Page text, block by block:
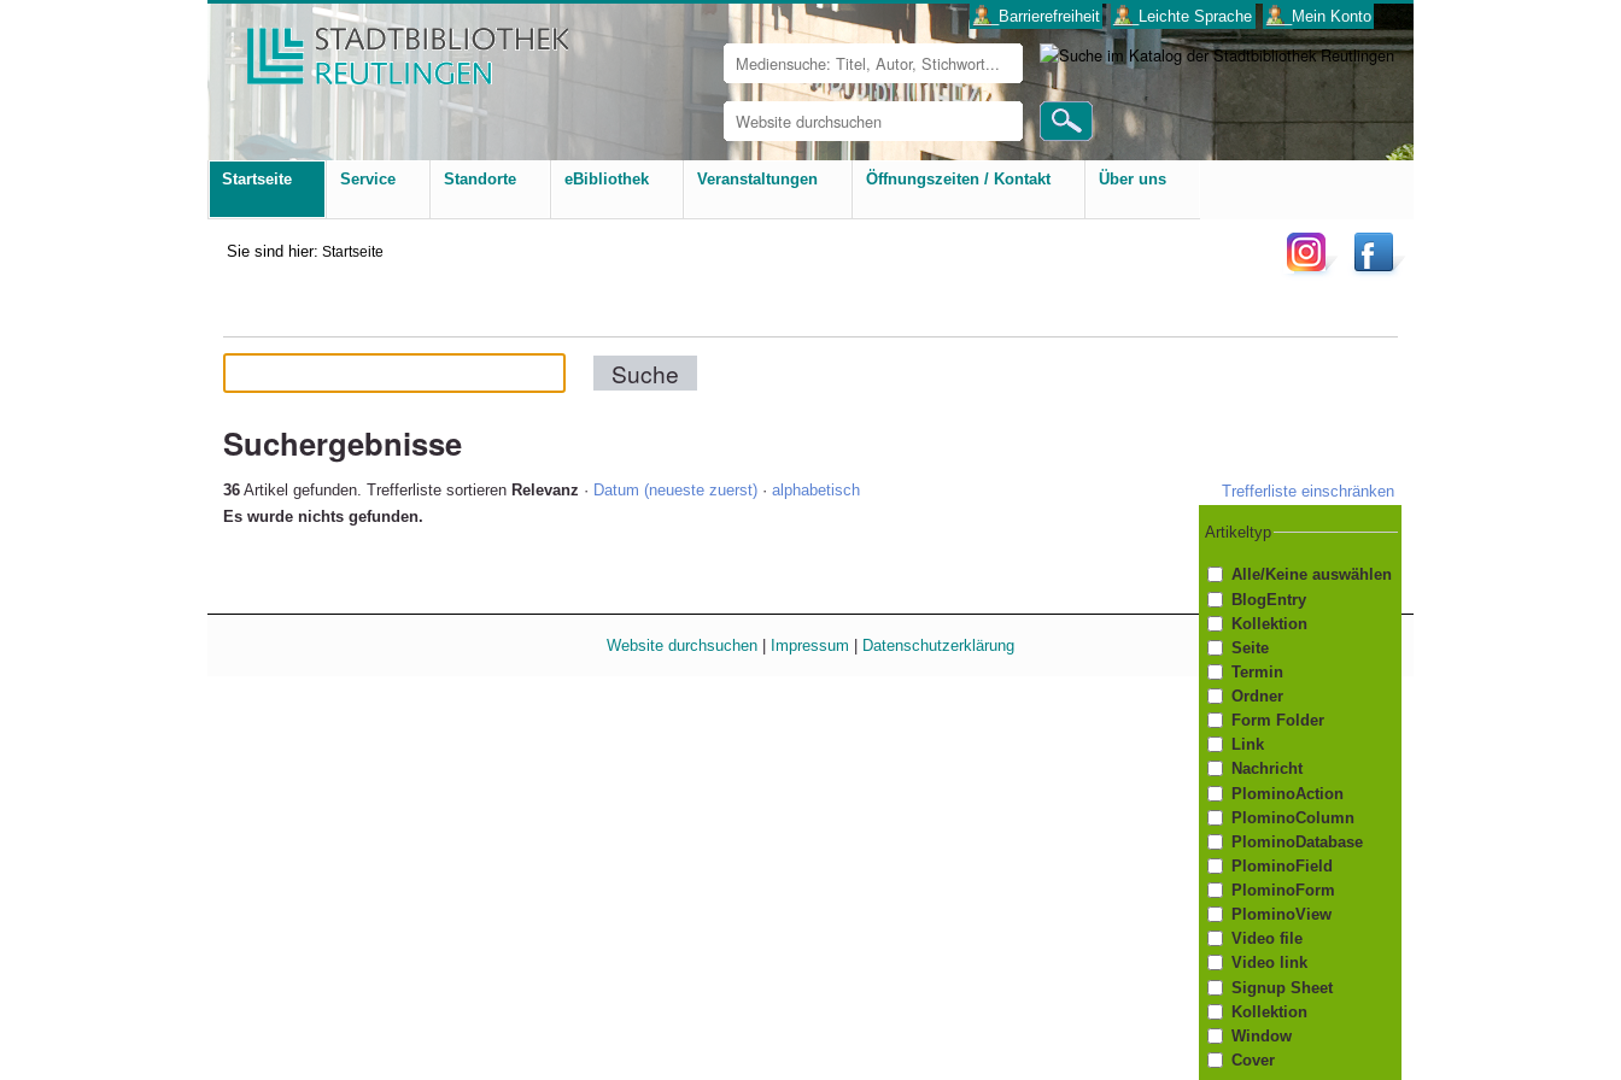
Website
durchsuchen
Erweiterte
Suche…
___Barrierefreiheit ___Leichte Sprache ___Mein Konto
Startseite Service Standorte eBibliothek Veranstaltungen Öffnungszeiten / Kontakt Über uns
Sie sind hier: Startseite
Suchergebnisse
36Artikel gefunden. Trefferliste einschränken
Artikeltyp
Alle/Keine auswählen
BlogEntry
Kollektion
Seite
Termin
Ordner
Form Folder
Link
Nachricht
PlominoAction
PlominoColumn
PlominoDatabase
PlominoField
PlominoForm
PlominoView
Video file
Video link
Signup Sheet
Kollektion
Window
Cover
Trefferliste sortieren Relevanz · Datum (neueste zuerst) · alphabetisch
Es wurde nichts gefunden.
Website durchsuchen Impressum Datenschutzerklärung